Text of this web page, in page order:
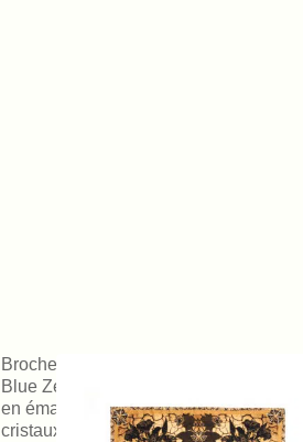
Broche Cœur
Blue Zeal Vein
en émail et
cristaux